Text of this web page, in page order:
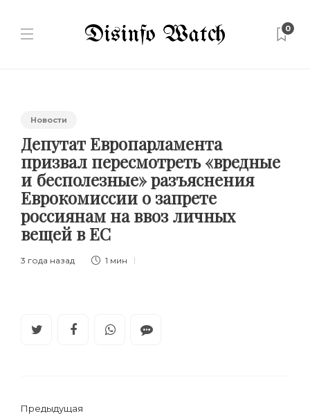
0
Новости
Депутат Европарламента
призвал пересмотреть «вредные
и бесполезные» разъяснения
Еврокомиссии о запрете
россиянам на ввоз личных
вещей в ЕС
3 года назад 1 мин
Предыдущая